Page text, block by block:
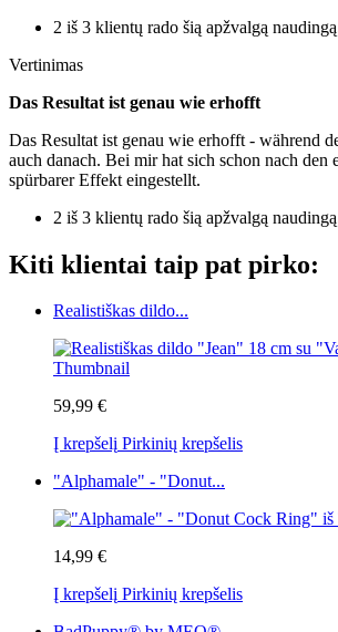
2 iš 3 klientų rado šią apžvalgą
Vertinimas
Das Resultat ist genau wie erhofft
Das Resultat ist genau wie erhofft - während
auch danach. Bei mir hat sich schon nach den
spürbarer Effekt eingestellt.
2 iš 3 klientų rado šią apžvalgą
Kiti klientai taip pat pirko:
Realistiškas dildo...
59,99 €
Į krepšelį Pirkinių krepšelis
"Alphamale" - "Donut...
14,99 €
Į krepšelį Pirkinių krepšelis